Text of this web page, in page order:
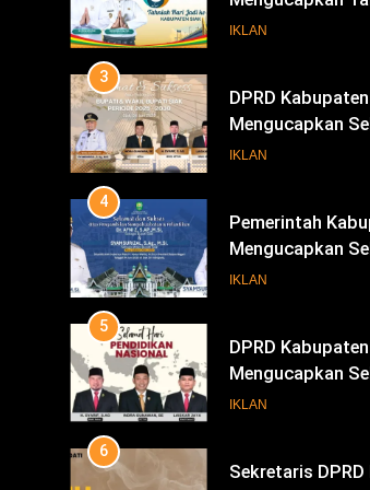
Pengambilan
IKLAN
4
Pemerintah
Mengucapkan
Pengambilan
IKLAN
5
DPRD
Mengucapkan
Pendidikan
IKLAN
6
Sekretaris DPRD
Siak
Buruh
IKLAN
7
KENALI WARNA